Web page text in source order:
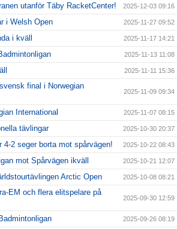
utanför Täby RacketCenter! 2025-12-03 09:16
i Welsh Open 2025-11-27 09:52
i kväll 2025-11-17 14:21
2025-11-13 11:08
2025-11-11 15:36
final i Norwegian
2025-11-09 09:34
International 2025-11-07 08:15
tävlingar 2025-10-30 20:37
4-2 seger borta mot spårvägen! 2025-10-22 08:43
mot Spårvägen ikväll 2025-10-21 12:07
Arctic Open 2025-10-08 08:21
EM och flera elitspelare på
2025-09-30 12:59
2025-09-26 08:19